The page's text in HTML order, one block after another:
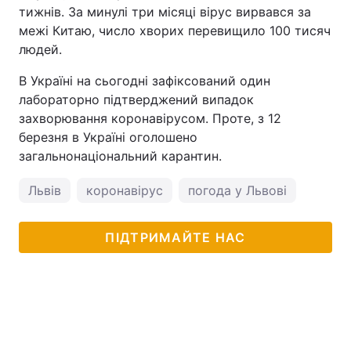
тижнів. За минулі три місяці вірус вирвався за
межі Китаю, число хворих перевищило 100 тисяч
людей.
В Україні на сьогодні зафіксований один
лабораторно підтверджений випадок
захворювання коронавірусом. Проте, з 12
березня в Україні оголошено
загальнонаціональний карантин.
Львів коронавірус погода у Львові
ПІДТРИМАЙТЕ НАС